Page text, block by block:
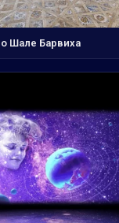
Шале Барвиха